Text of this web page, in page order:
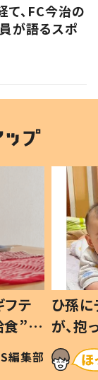
て、FC今治の
が語るスポ
フテ
食”を
の親
編集部
ひ孫
が、
「涙が
い」